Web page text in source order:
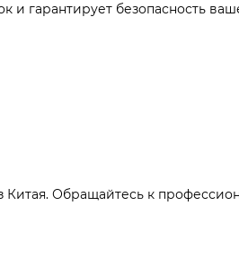
и гарантирует безопасность
Обращайтесь к